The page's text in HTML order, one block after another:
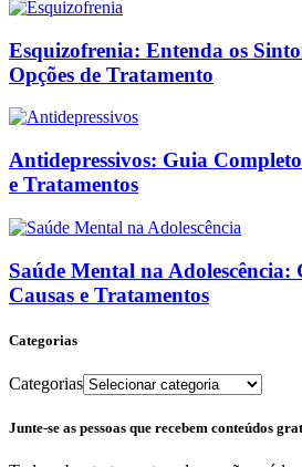
Esquizofrenia: Entenda os
Opções de Tratamento
Antidepressivos: Guia
e Tratamentos
Saúde Mental na Adolescência:
Causas e Tratamentos
Categorias
Categorias
Junte-se as pessoas que recebem conteúdos